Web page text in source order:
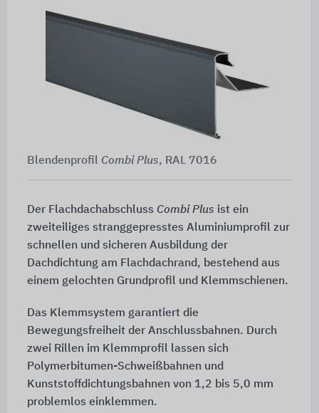
Blendenprofil Combi Plus, RAL 7016
Der Flachdachabschluss Combi Plus ist ein
zweiteiliges stranggepresstes Aluminiumprofil zur
schnellen und sicheren Ausbildung der
Dachdichtung am Flachdachrand, bestehend aus
einem gelochten Grundprofil und Klemmschienen.
Das Klemmsystem garantiert die
Bewegungsfreiheit der Anschlussbahnen. Durch
zwei Rillen im Klemmprofil lassen sich
Polymerbitumen-Schweißbahnen und
Kunststoffdichtungsbahnen von 1,2 bis 5,0 mm
problemlos einklemmen.